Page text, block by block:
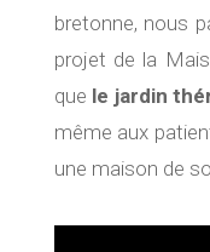
bretonne, nous
projet de la
que le jardin
même aux
une maison de